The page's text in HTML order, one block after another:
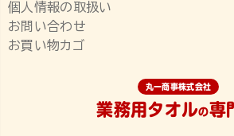
個人情報の取扱い
お問い合わせ
お買い物カゴ
丸一商事株式会社
業務用タオルの専